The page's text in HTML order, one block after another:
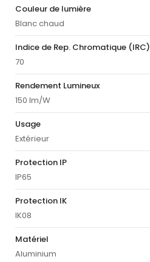
Couleur de lumière
Blanc chaud
Indice de Rep. Chromatique (IRC)
70
Rendement Lumineux
150 lm/W
Usage
Extérieur
Protection IP
IP65
Protection IK
IK08
Matériel
Aluminium